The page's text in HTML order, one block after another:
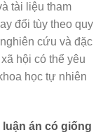
tài liệu tham
đổi tùy theo quy
cứu và đặc
hội có thể yêu
học tự nhiên
luận án có giống